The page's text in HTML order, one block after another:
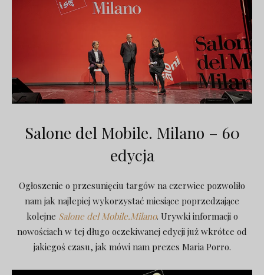
Salone del Mobile. Milano – 60
edycja
Ogłoszenie o przesunięciu targów na czerwiec pozwoliło
nam jak najlepiej wykorzystać miesiące poprzedzające
kolejne Salone del Mobile.Milano. Urywki informacji o
nowościach w tej długo oczekiwanej edycji już wkrótce od
jakiegoś czasu, jak mówi nam prezes Maria Porro.